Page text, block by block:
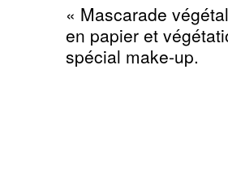
« Mascarade
en papier et
spécial make-up.